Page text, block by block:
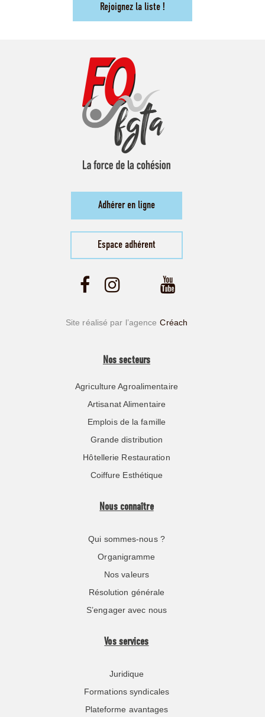
Rejoignez la liste !
Adhérer en ligne
Espace adhérent
Site réalisé par l’agence Créach
Nos secteurs
Agriculture Agroalimentaire
Artisanat Alimentaire
Emplois de la famille
Grande distribution
Hôtellerie Restauration
Coiffure Esthétique
Nous connaître
Qui sommes-nous ?
Organigramme
Nos valeurs
Résolution générale
S’engager avec nous
Vos services
Juridique
Formations syndicales
Plateforme avantages